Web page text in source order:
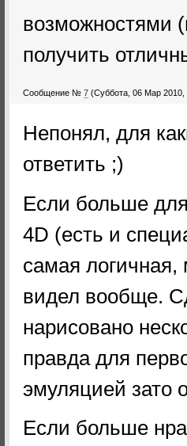
возможностями
получить
Сообщение № 7 (Суббота, 06 Мар 2010,
Непонял, для
ответить ;)
Если больше
4D (есть и
самая
видел вообще.
нарисовано
правда для
эмуляцией зато
Если больше